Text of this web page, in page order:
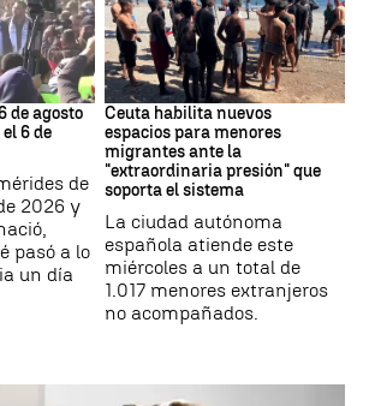
de agosto
6 de
de
2026 y
pasó a lo
un día
Crisis migratoria
Ceuta habilita nuevos
espacios para menores
migrantes ante la
"extraordinaria presión" que
soporta el sistema
La ciudad autónoma
española atiende este
miércoles a un total de
1.017 menores extranjeros
no acompañados.